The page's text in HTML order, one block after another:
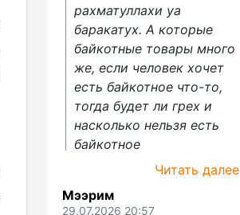
рахматуллахи уа
баракатух. А которые
байкотные товары много
же, если человек хочет
есть байкотное что-то,
тогда будет ли грех и
насколько нельзя есть
байкотное
Читать далее
Мээрим
29.07.2026 20:57